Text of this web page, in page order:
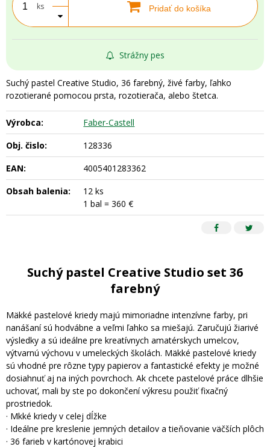
ks Pridať do košíka
Strážny pes
Suchý pastel Creative Studio, 36 farebný, živé farby, ľahko
rozotierané pomocou prsta, rozotierača, alebo štetca.
Výrobca:
Faber-Castell
Obj. čislo:
128336
EAN:
4005401283362
Obsah balenia:
12 ks
1 bal = 360 €
Suchý pastel Creative Studio set 36
farebný
Mäkké pastelové kriedy majú mimoriadne intenzívne farby, pri
nanášaní sú hodvábne a veľmi ľahko sa miešajú. Zaručujú žiarivé
výsledky a sú ideálne pre kreatívnych amatérskych umelcov,
výtvarnú výchovu v umeleckých školách. Mäkké pastelové kriedy
sú vhodné pre rôzne typy papierov a fantastické efekty je možné
dosiahnuť aj na iných povrchoch. Ak chcete pastelové práce dlhšie
uchovať, mali by ste po dokončení výkresu použiť fixačný
prostriedok.
· Mkké kriedy v celej dĺžke
· Ideálne pre kreslenie jemných detailov a tieňovanie väčších plôch
· 36 farieb v kartónovej krabici